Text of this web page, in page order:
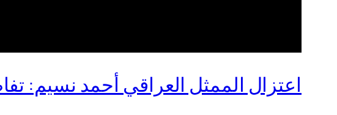
اعتزال الممثل العراقي أحمد نسيم: